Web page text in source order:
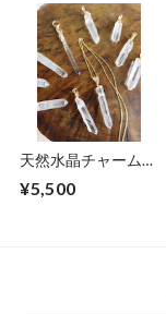
天然水晶チャームお
¥5,500